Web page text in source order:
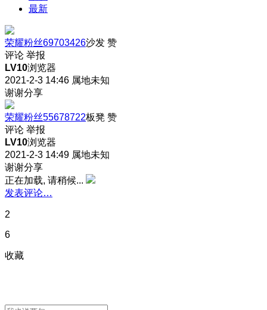
最新
荣耀粉丝69703426沙发 赞
评论 举报
LV10浏览器
2021-2-3 14:46 属地未知
谢谢分享
荣耀粉丝55678722板凳 赞
评论 举报
LV10浏览器
2021-2-3 14:49 属地未知
谢谢分享
正在加载, 请稍候...
发表评论…
2
6
收藏